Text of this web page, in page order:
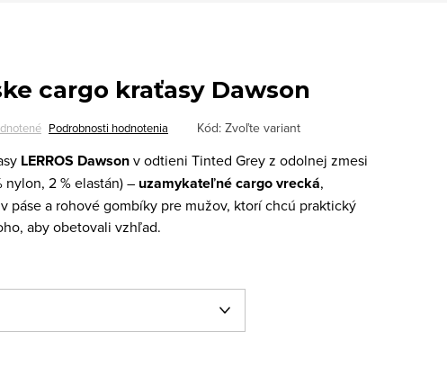
cargo kraťasy Dawson
Podrobnosti hodnotenia Kód: Zvoľte variant
LERROS Dawsonv odtieni Tinted Grey z odolnej zmesi
nylon, 2 % elastán) – uzamykateľné cargo vrecká,
páse a rohové gombíky pre mužov, ktorí chcú praktický
aby obetovali vzhľad.